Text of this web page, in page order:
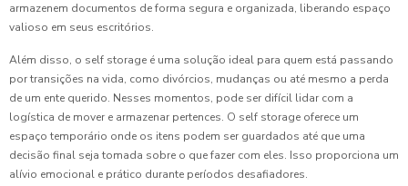
armazenem documentos de forma segura e organizada, liberando espaço
valioso em seus escritórios.
Além disso, o self storage é uma solução ideal para quem está passando
por transições na vida, como divórcios, mudanças ou até mesmo a perda
de um ente querido. Nesses momentos, pode ser difícil lidar com a
logística de mover e armazenar pertences. O self storage oferece um
espaço temporário onde os itens podem ser guardados até que uma
decisão final seja tomada sobre o que fazer com eles. Isso proporciona um
alívio emocional e prático durante períodos desafiadores.